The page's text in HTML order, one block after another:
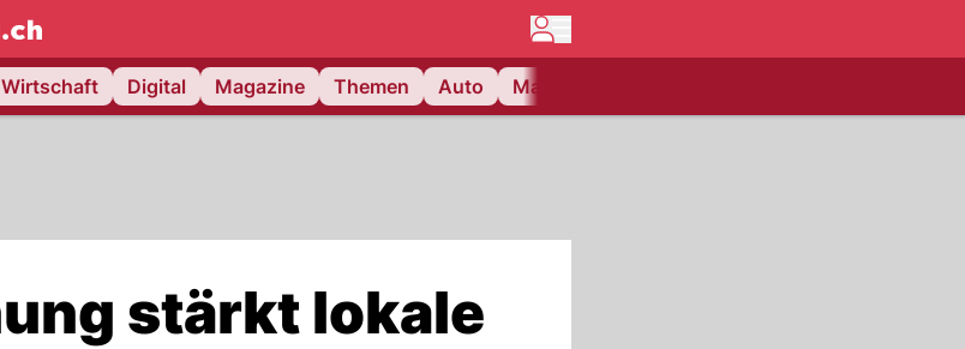
NAU.ch
Wirtschaft Digital Magazine Themen Auto Matchcenter
stärkt lokale